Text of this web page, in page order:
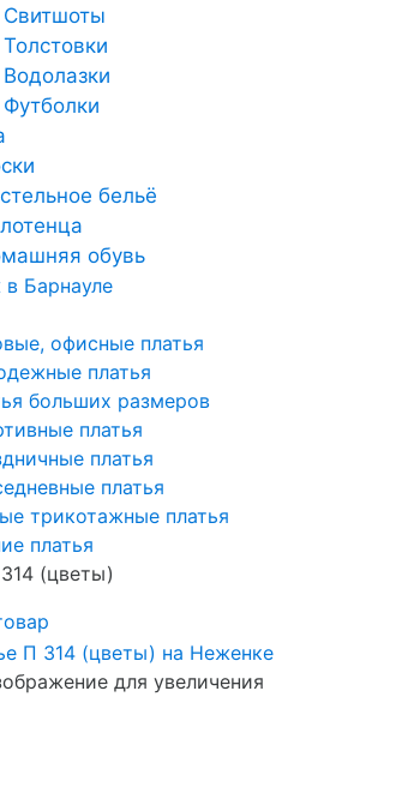
Свитшоты
Толстовки
Водолазки
Футболки
бельё
обувь
Барнауле
офисные платья
платья
больших размеров
платья
платья
платья
трикотажные платья
платья
(цветы)
для увеличения